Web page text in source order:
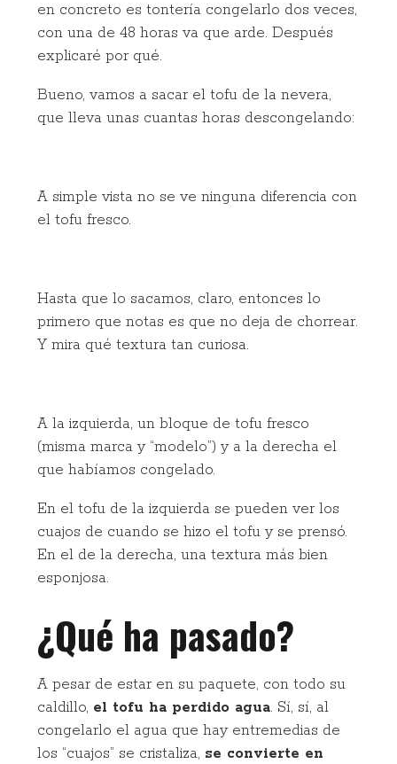
en concreto es tontería congelarlo dos veces,
con una de 48 horas va que arde. Después
explicaré por qué.
Bueno, vamos a sacar el tofu de la nevera,
que lleva unas cuantas horas descongelando:
A simple vista no se ve ninguna diferencia con
el tofu fresco.
Hasta que lo sacamos, claro, entonces lo
primero que notas es que no deja de chorrear.
Y mira qué textura tan curiosa.
A la izquierda, un bloque de tofu fresco
(misma marca y “modelo”) y a la derecha el
que habíamos congelado.
En el tofu de la izquierda se pueden ver los
cuajos de cuando se hizo el tofu y se prensó.
En el de la derecha, una textura más bien
esponjosa.
¿Qué ha pasado?
A pesar de estar en su paquete, con todo su
caldillo, el tofu ha perdido agua. Sí, sí, al
congelarlo el agua que hay entremedias de
los “cuajos” se cristaliza, se convierte en